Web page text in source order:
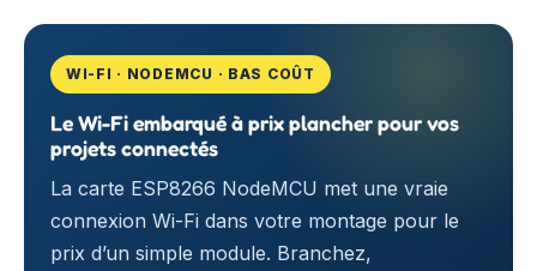
WI-FI · NODEMCU · BAS COÛT
Le Wi-Fi embarqué à prix plancher pour vos
projets connectés
La carte ESP8266 NodeMCU met une vraie
connexion Wi-Fi dans votre montage pour le
prix d’un simple module. Branchez,